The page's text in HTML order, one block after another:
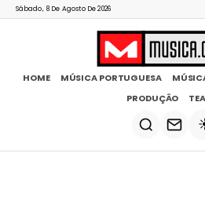
Sábado, 8 De Agosto De 2026
HOME MÚSICA PORTUGUESA
PRODUÇÃO